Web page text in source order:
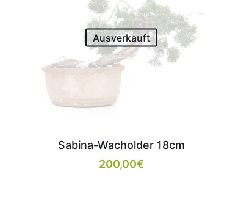
Ausverkauft
Sabina-Wacholder 18cm
200,00€